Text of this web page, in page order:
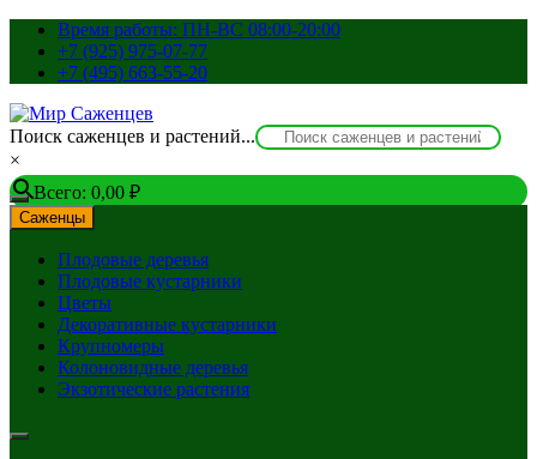
Перейти
содержимому
Время работы: ПН-ВС 08:00-20:00
+7 (925) 975-07-77
+7 (495) 663-55-20
Поиск саженцев и растений...
×
Всего: 0,00 ₽
Саженцы
Плодовые деревья
Плодовые кустарники
Цветы
Декоративные кустарники
Крупномеры
Колоновидные деревья
Экзотические растения